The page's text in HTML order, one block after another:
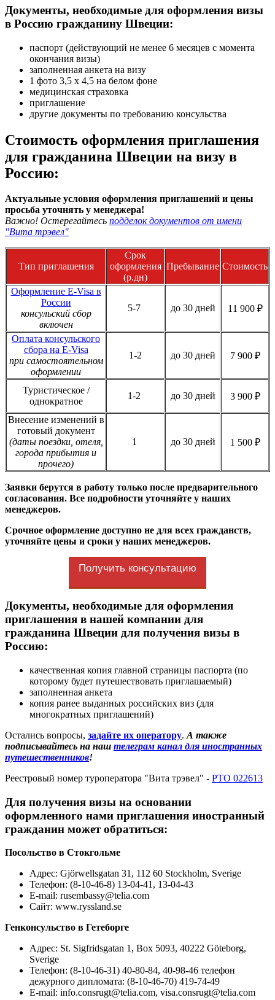
Документы, необходимые для оформления визы
в Россию гражданину Швеции:
паспорт (действующий не менее 6 месяцев с момента
окончания визы)
заполненная анкета на визу
1 фото 3,5 х 4,5 на белом фоне
медицинская страховка
приглашение
другие документы по требованию консульства
Стоимость оформления приглашения
для гражданина Швеции на визу в
Россию:
Актуальные условия оформления приглашений и цены
просьба уточнять у менеджера!
Важно! Остерегайтесь подделок документов от имени
"Вита трэвел"
Тип приглашения
Срок
оформления
(р.дн)
Пребывание Стоимость
Оформление E-Visa в
России
консульский сбор
включен
5-7 до 30 дней 11 900 ₽
Оплата консульского
сбора на E-Visa
при самостоятельном
оформлении
1-2 до 30 дней 7 900 ₽
Туристическое /
однократное
1-2 до 30 дней 3 900 ₽
Внесение изменений в
готовый документ
(даты поездки, отеля,
города прибытия и
прочего)
1 до 30 дней 1 500 ₽
Заявки берутся в работу только после предварительного
согласования. Все подробности уточняйте у наших
менеджеров.
Срочное оформление доступно не для всех гражданств,
уточняйте цены и сроки у наших менеджеров.
Получить консультацию
Документы, необходимые для оформления
приглашения в нашей компании для
гражданина Швеции для получения визы в
Россию:
качественная копия главной страницы паспорта (по
которому будет путешествовать приглашаемый)
заполненная анкета
копия ранее выданных российских виз (для
многократных приглашений)
Остались вопросы, задайте их оператору. А также
подписывайтесь на наш телеграм канал для иностранных
путешественников!
Реестровый номер туроператора "Вита трэвел" - РТО 022613
Для получения визы на основании
оформленного нами приглашения иностранный
гражданин может обратиться:
Посольство в Стокгольме
Адрес: Gjörwellsgatan 31, 112 60 Stockholm, Sverige
Телефон: (8-10-46-8) 13-04-41, 13-04-43
E-mail: rusembassy@telia.com
Сайт: www.ryssland.se
Генконсульство в Гетеборге
Адрес: St. Sigfridsgatan 1, Box 5093, 40222 Göteborg,
Sverige
Телефон: (8-10-46-31) 40-80-84, 40-98-46 телефон
дежурного дипломата: (8-10-46-70) 419-74-49
E-mail: info.consrugt@telia.com, visa.consrugt@telia.com